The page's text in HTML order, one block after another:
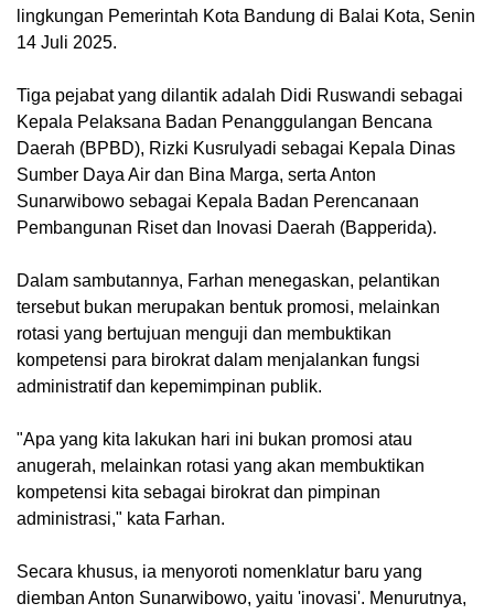
lingkungan Pemerintah Kota Bandung di Balai Kota, Senin
14 Juli 2025.
Tiga pejabat yang dilantik adalah Didi Ruswandi sebagai
Kepala Pelaksana Badan Penanggulangan Bencana
Daerah (BPBD), Rizki Kusrulyadi sebagai Kepala Dinas
Sumber Daya Air dan Bina Marga, serta Anton
Sunarwibowo sebagai Kepala Badan Perencanaan
Pembangunan Riset dan Inovasi Daerah (Bapperida).
Dalam sambutannya, Farhan menegaskan, pelantikan
tersebut bukan merupakan bentuk promosi, melainkan
rotasi yang bertujuan menguji dan membuktikan
kompetensi para birokrat dalam menjalankan fungsi
administratif dan kepemimpinan publik.
"Apa yang kita lakukan hari ini bukan promosi atau
anugerah, melainkan rotasi yang akan membuktikan
kompetensi kita sebagai birokrat dan pimpinan
administrasi," kata Farhan.
Secara khusus, ia menyoroti nomenklatur baru yang
diemban Anton Sunarwibowo, yaitu 'inovasi'. Menurutnya,